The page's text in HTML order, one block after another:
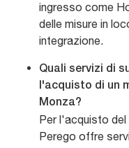
ingresso come
delle misure in
integrazione.
Quali servizi di
l'acquisto di un
Monza?
Per l'acquisto
Perego offre